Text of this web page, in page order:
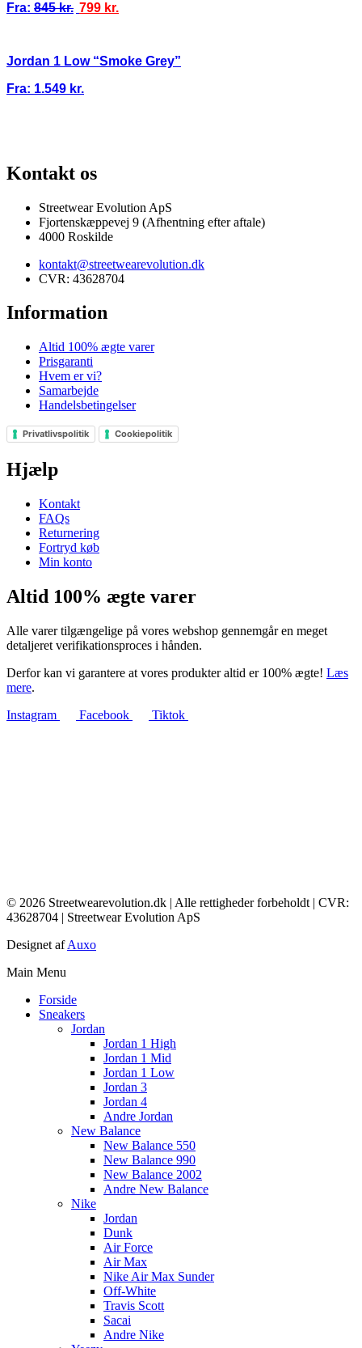
Fra: 845kr. 799 kr.
Jordan 1 Low “Smoke Grey”
Fra: 1.549 kr.
Kontakt os
Streetwear Evolution ApS
Fjortenskæppevej 9 (Afhentning efter aftale)
4000 Roskilde
kontakt@streetwearevolution.dk
CVR: 43628704
Information
Altid 100% ægte varer
Prisgaranti
Hvem er vi?
Samarbejde
Handelsbetingelser
Privatlivspolitik Cookiepolitik
Hjælp
Kontakt
FAQs
Returnering
Fortryd køb
Min konto
Altid 100% ægte varer
Alle varer tilgængelige på vores webshop gennemgår en meget
detaljeret verifikationsproces i hånden.
Derfor kan vi garantere at vores produkter altid er 100% ægte! Læs
mere.
Instagram
Facebook Tiktok
© 2026 Streetwearevolution.dk | Alle rettigheder forbeholdt | CVR:
43628704 | Streetwear Evolution ApS
Designet afAuxo
Main Menu
Forside
Sneakers
Jordan
Jordan 1 High
Jordan 1 Mid
Jordan 1 Low
Jordan 3
Jordan 4
Andre Jordan
New Balance
New Balance 550
New Balance 990
New Balance 2002
Andre New Balance
Nike
Jordan
Dunk
Air Force
Air Max
Nike Air Max Sunder
Off-White
Travis Scott
Sacai
Andre Nike